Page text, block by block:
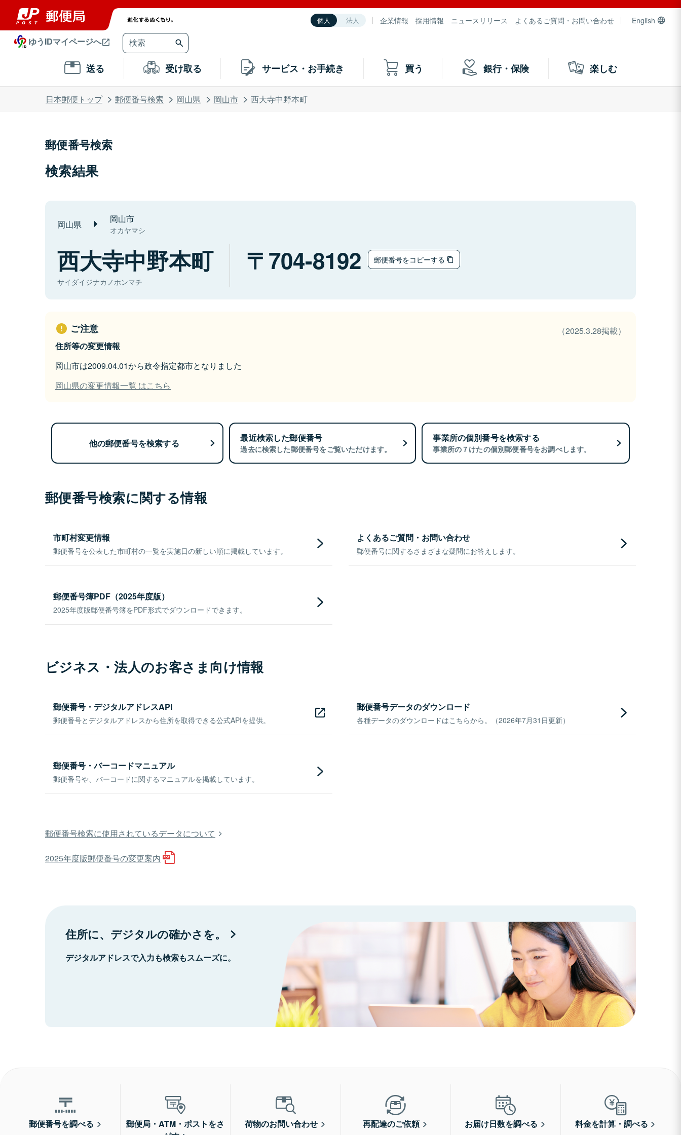
個人 法人 企業情報 採用情報 ニュースリリース よくあるご質問・お問い合わせ English
ゆうIDマイページへ
送る 受け取る サービス・お手続き 買う 銀行・保険 楽しむ
日本郵便トップ 郵便番号検索 岡山県 岡山市 西大寺中野本町
郵便番号検索
検索結果
岡山県 岡山市
オカヤマシ
西大寺中野本町
サイダイジナカノホンマチ
704-8192 郵便番号をコピーする
ご注意
（2025.3.28掲載）
住所等の変更情報
岡山市は2009.04.01から政令指定都市となりました
岡山県の変更情報一覧 はこちら
他の郵便番号を検索する 最近検索した郵便番号
過去に検索した郵便番号をご覧いただけます。
事業所の個別番号を検索する
事業所の７けたの個別郵便番号をお調べします。
郵便番号検索に関する情報
市町村変更情報
郵便番号を公表した市町村の一覧を実施日の新しい順に掲載しています。
よくあるご質問・お問い合わせ
郵便番号に関するさまざまな疑問にお答えします。
郵便番号簿PDF（2025年度版）
2025年度版郵便番号簿をPDF形式でダウンロードできます。
ビジネス・法人のお客さま向け情報
郵便番号・デジタルアドレスAPI
郵便番号とデジタルアドレスから住所を取得できる公式APIを提供。
郵便番号データのダウンロード
各種データのダウンロードはこちらから。（2026年7月31日更新）
郵便番号・バーコードマニュアル
郵便番号や、バーコードに関するマニュアルを掲載しています。
郵便番号検索に使用されているデータについて
2025年度版郵便番号の変更案内
住所に、デジタルの確かさを。
デジタルアドレスで入力も検索もスムーズに。
郵便番号を調べる
郵便局・ATM・ポストをさ
荷物のお問い合わせ 再配達のご依頼 お届け日数を調べる 料金を計算・調べる